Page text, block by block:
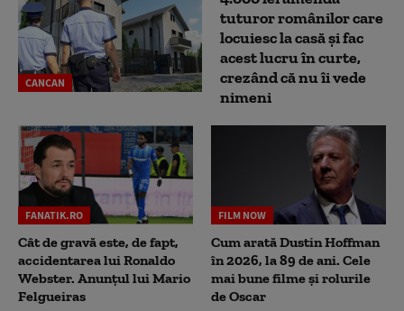
CANCAN
tuturor românilor care
locuiesc la casă și fac
acest lucru în curte,
crezând că nu îi vede
nimeni
FANATIK.RO
Cât de gravă este, de fapt,
accidentarea lui Ronaldo
Webster. Anunțul lui Mario
Felgueiras
FILM NOW
Cum arată Dustin Hoffman
în 2026, la 89 de ani. Cele
mai bune filme și rolurile
de Oscar